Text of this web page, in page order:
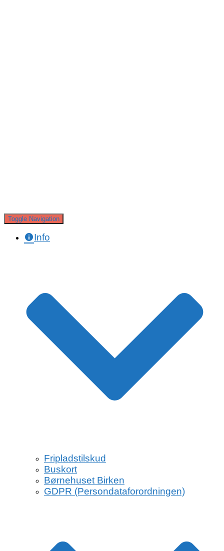
Toggle Navigation
Info
Fripladstilskud
Buskort
Børnehuset Birken
GDPR (Persondataforordningen)